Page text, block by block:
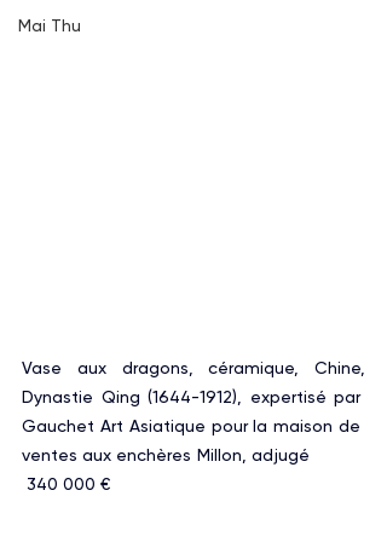
Mai Thu
Vase aux dragons, céramique, Chine,
Dynastie Qing (1644-1912), expertisé par
Gauchet Art Asiatique pour la maison de
ventes aux enchères Millon, adjugé
340 000 €